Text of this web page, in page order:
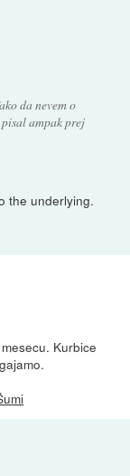
da nevem o
ampak prej
the underlying.
Kurbice